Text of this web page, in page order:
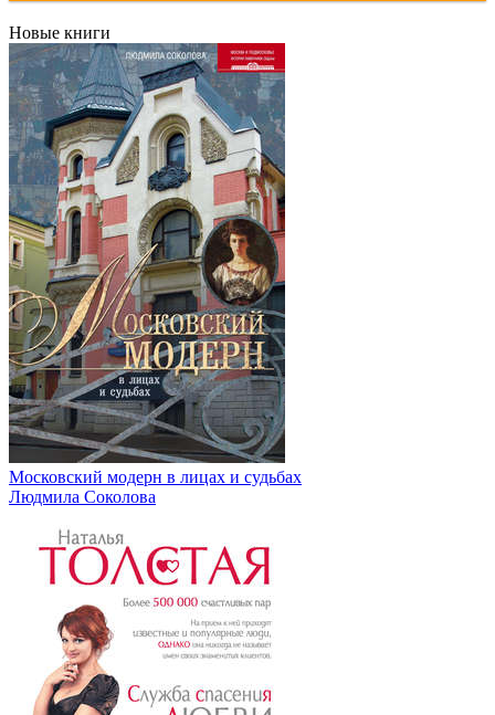
Новые книги
Московский модерн в лицах и судьбах
Людмила Соколова